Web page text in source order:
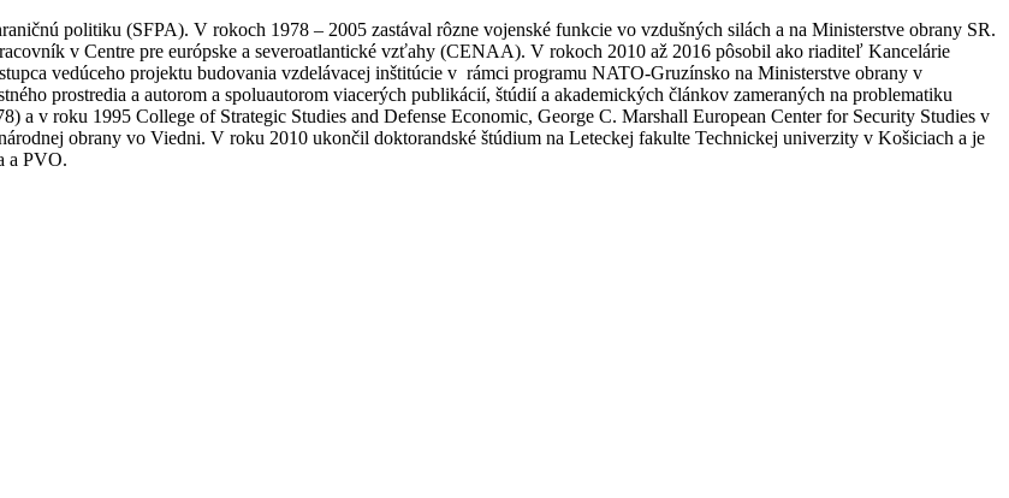
politiku (SFPA). V rokoch 1978 – 2005 zastával rôzne vojenské funkcie vo vzdušných silách a na Ministerstve obrany SR.
v Centre pre európske a severoatlantické vzťahy (CENAA). V rokoch 2010 až 2016 pôsobil ako riaditeľ Kancelárie
vedúceho projektu budovania vzdelávacej inštitúcie v rámci programu NATO-Gruzínsko na Ministerstve obrany v
prostredia a autorom a spoluautorom viacerých publikácií, štúdií a akademických článkov zameraných na problematiku
a v roku 1995 College of Strategic Studies and Defense Economic, George C. Marshall European Center for Security Studies v
obrany vo Viedni. V roku 2010 ukončil doktorandské štúdium na Leteckej fakulte Technickej univerzity v Košiciach a je
a PVO.